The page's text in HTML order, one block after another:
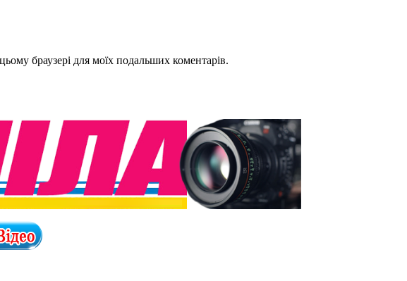
браузері для моїх подальших коментарів.